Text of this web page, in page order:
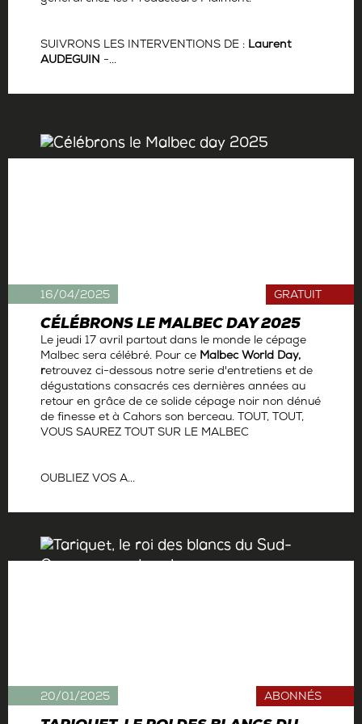
SUIVRONS LES INTERVENTIONS DE : Laurent
AUDEGUIN -...
CÉLÉBRONS LE MALBEC DAY 2025
GRATUIT
Le jeudi 17 avril partout dans le monde le cépage
Malbec sera célébré. Pour ce Malbec World Day,
retrouvez ci-dessous notre serie d'entretiens et de
dégustations consacrés ces dernières années au
retour en grâce de ce solide cépage noir non dénué
de finesse et à Cahors son berceau. TOUT, TOUT,
VOUS SAUREZ TOUT SUR LE MALBEC
OUBLIEZ VOS A...
16/04/2025
ABONNÉS
20/01/2025